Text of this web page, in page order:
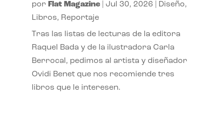
por Flat Magazine| Jul 30, 2026 Diseño,
Libros, Reportaje
Tras las listas de lecturas de la editora
Raquel Bada y de la ilustradora Carla
Berrocal, pedimos al artista y diseñador
Ovidi Benet que nos recomiende tres
libros que le interesen.